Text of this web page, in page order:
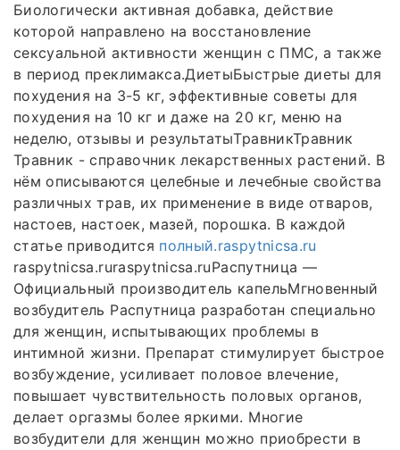
Биологически активная добавка, действие
которой направлено на восстановление
сексуальной активности женщин с ПМС, а также
в период преклимакса.ДиетыБыстрые диеты для
похудения на 3-5 кг, эффективные советы для
похудения на 10 кг и даже на 20 кг, меню на
неделю, отзывы и результатыТравникТравник
Травник - справочник лекарственных растений. В
нём описываются целебные и лечебные свойства
различных трав, их применение в виде отваров,
настоев, настоек, мазей, порошка. В каждой
статье приводится полный.raspytnicsa.ru
raspytnicsa.ruraspytnicsa.ruРаспутница —
Официальный производитель капельМгновенный
возбудитель Распутница разработан специально
для женщин, испытывающих проблемы в
интимной жизни. Препарат стимулирует быстрое
возбуждение, усиливает половое влечение,
повышает чувствительность половых органов,
делает оргазмы более яркими. Многие
возбудители для женщин можно приобрести в